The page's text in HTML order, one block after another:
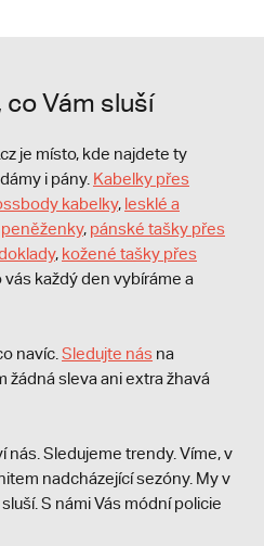
co Vám sluší
je místo, kde najdete ty
i pány. Kabelky přes
kabelky, lesklé a
peněženky, pánské tašky přes
, kožené tašky přes
vás každý den vybíráme a
navíc. Sledujte nás na
žádná sleva ani extra žhavá
nás. Sledujeme trendy. Víme, v
nadcházející sezóny. My v
S námi Vás módní policie